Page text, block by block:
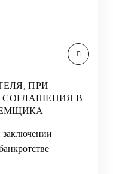
ПРИ
В
заключении